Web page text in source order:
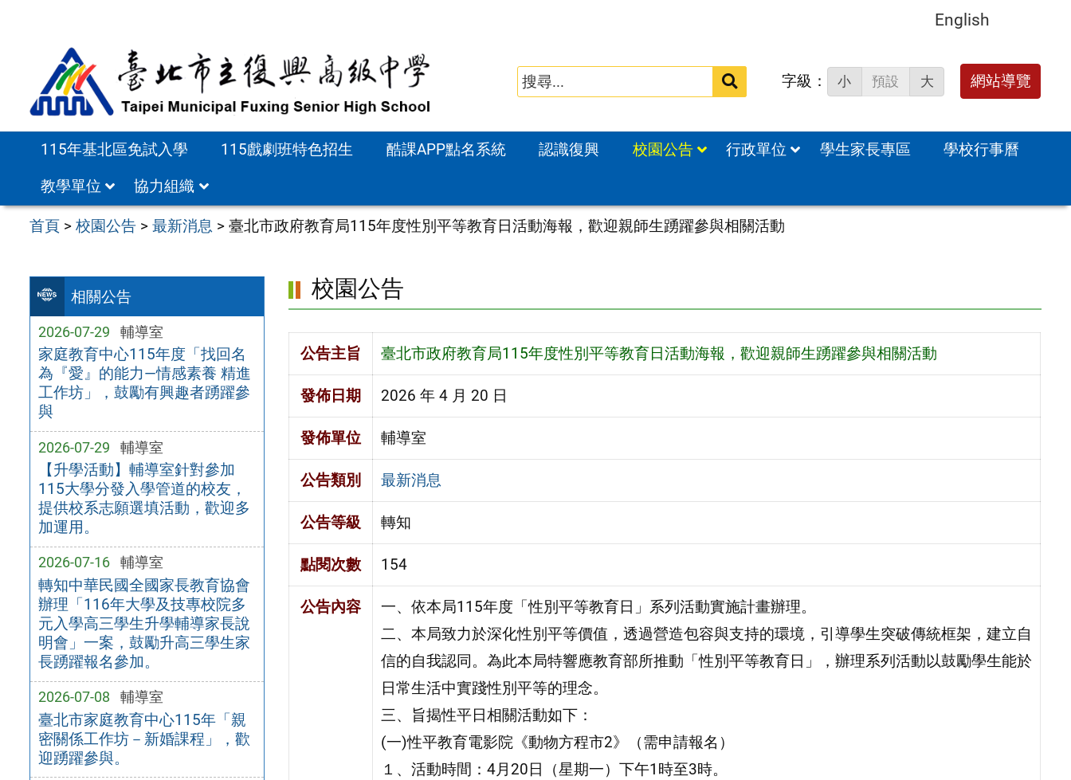
English
搜
字級： 小 預設 大 網站導覽
115年基北區免試入學 115戲劇班特色招生 酷課APP點名系統 認識復興 校園公告 行政單位 學生家長專區
學校行事曆
教學單位
協力組織
首頁 >校園公告 >最新消息 >臺北市政府教育局115年度性別平等教育日活動海報，歡迎親師生踴躍參與相關活動
相關公告
2026-07-29 輔導室
家庭教育中心115年度「找回名
為『愛』的能力—情感素養 精進
工作坊」，鼓勵有興趣者踴躍參
與
2026-07-29 輔導室
【升學活動】輔導室針對參加
115大學分發入學管道的校友，
提供校系志願選填活動，歡迎多
加運用。
2026-07-16 輔導室
轉知中華民國全國家長教育協會
辦理「116年大學及技專校院多
元入學高三學生升學輔導家長說
明會」一案，鼓勵升高三學生家
長踴躍報名參加。
2026-07-08 輔導室
臺北市家庭教育中心115年「親
密關係工作坊－新婚課程」，歡
迎踴躍參與。
校園公告
公告主旨 臺北市政府教育局115年度性別平等教育日活動海報，歡迎親師生踴躍參與相關活動
發佈日期 2026 年 4 月 20 日
發佈單位 輔導室
公告類別 最新消息
公告等級 轉知
點閱次數 154
公告內容
一、依本局115年度「性別平等教育日」系列活動實施計畫辦理。
二、本局致力於深化性別平等價值，透過營造包容與支持的環境，引導學生突破傳統框架，建立自
信的自我認同。為此本局特響應教育部所推動「性別平等教育日」，辦理系列活動以鼓勵學生能於
日常生活中實踐性別平等的理念。
三、旨揭性平日相關活動如下：
(一)性平教育電影院《動物方程市2》（需申請報名）
１、活動時間：4月20日（星期一）下午1時至3時。